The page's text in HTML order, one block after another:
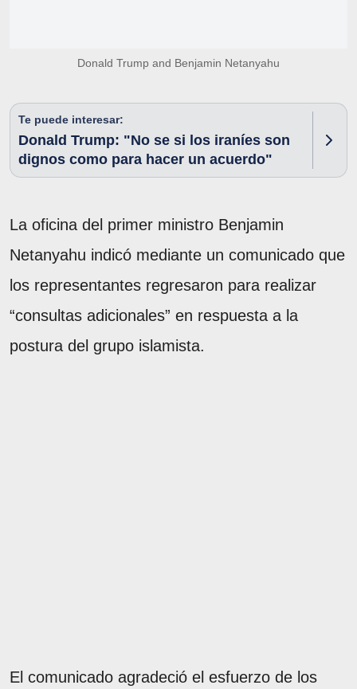
Donald Trump and Benjamin Netanyahu
Te puede interesar:
Donald Trump: "No se si los iraníes son
dignos como para hacer un acuerdo"
La oficina del primer ministro Benjamin
Netanyahu indicó mediante un comunicado que
los representantes regresaron para realizar
“consultas adicionales” en respuesta a la
postura del grupo islamista.
El comunicado agradeció el esfuerzo de los